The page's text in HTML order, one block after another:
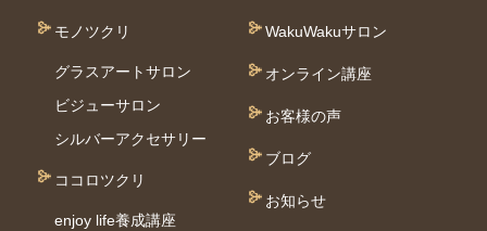
モノツクリ
グラスアートサロン
ビジューサロン
シルバーアクセサリー
ココロツクリ
enjoy life養成講座
WakuWakuサロン
オンライン講座
お客様の声
ブログ
お知らせ